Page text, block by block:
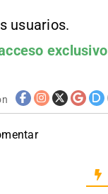
usuarios.